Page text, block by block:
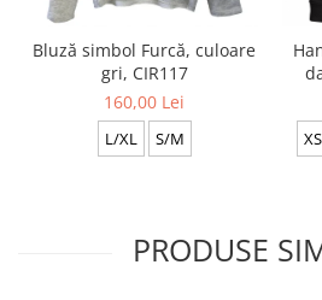
Bluză simbol Furcă, culoare
gri, CIR117
160,00 Lei
L/XL S/M XS
PRODUSE